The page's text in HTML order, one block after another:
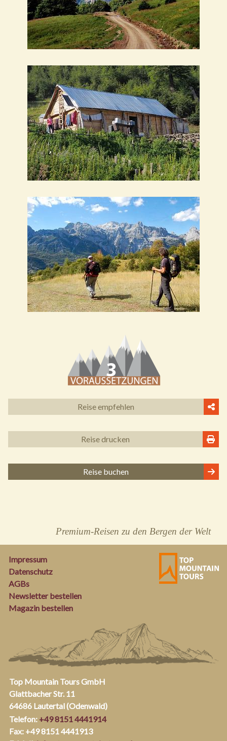
Reise empfehlen
Reise drucken
Reise buchen
Premium-Reisen zu den Bergen der Welt
Impressum
Datenschutz
AGBs
Newsletter bestellen
Magazin bestellen
Top Mountain Tours GmbH
Glattbacher Str. 11
64686 Lautertal (Odenwald)
Telefon: +49 8151 4441914
Fax: +49 8151 4441913